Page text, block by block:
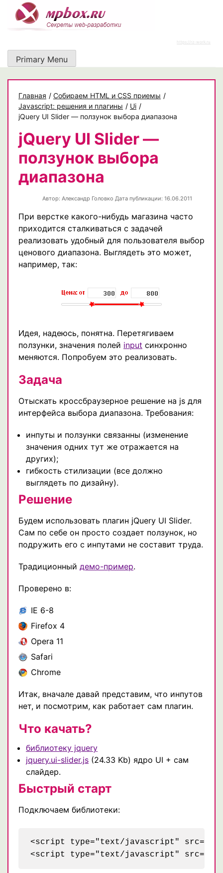
content
https://rz-work.ru
Primary Menu
Главная / Собираем HTML и CSS приемы /
Javascript: решения и плагины / Ui /
jQuery UI Slider — ползунок выбора диапазона
jQuery UI Slider —
ползунок выбора
диапазона
Автор: Александр Головко Дата публикации: 16.06.2011
При верстке какого-нибудь магазина часто
приходится сталкиваться с задачей
реализовать удобный для пользователя выбор
ценового диапазона. Выглядеть это может,
например, так:
Идея, надеюсь, понятна. Перетягиваем
ползунки, значения полей input синхронно
меняются. Попробуем это реализовать.
Задача
Отыскать кроссбраузерное решение на js для
интерфейса выбора диапазона. Требования:
инпуты и ползунки связанны (изменение
значения одних тут же отражается на
других);
гибкость стилизации (все должно
выглядеть по дизайну).
Решение
Будем использовать плагин jQuery UI Slider.
Сам по себе он просто создает ползунок, но
подружить его с инпутами не составит труда.
Традиционный демо-пример.
Проверено в:
IE 6-8
Firefox 4
Opera 11
Safari
Chrome
Итак, вначале давай представим, что инпутов
нет, и посмотрим, как работает сам плагин.
Что качать?
библиотеку jquery
jquery.ui-slider.js (24.33 Kb) ядро UI + сам
слайдер.
Быстрый старт
Подключаем библиотеки:
<script type="text/javascript"